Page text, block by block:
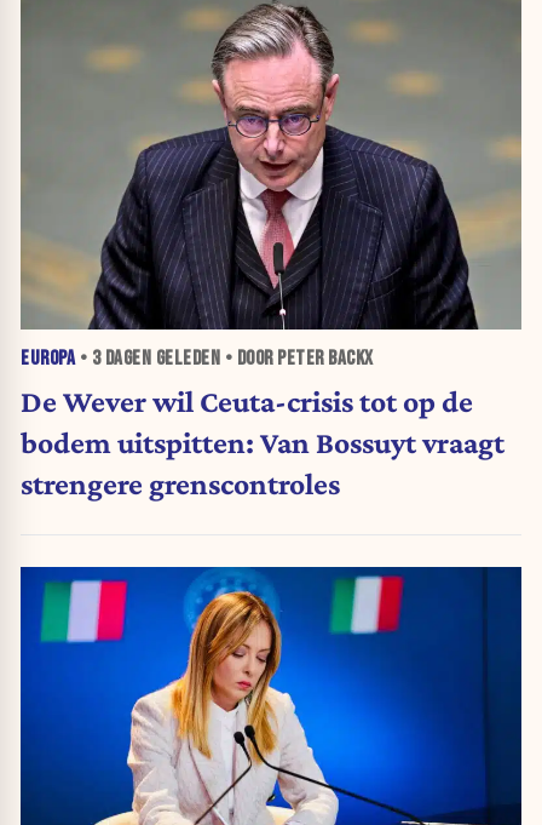
EUROPA• 3 DAGEN GELEDEN • DOOR PETER BACKX
De Wever wil Ceuta-crisis tot op de
bodem uitspitten: Van Bossuyt vraagt
strengere grenscontroles